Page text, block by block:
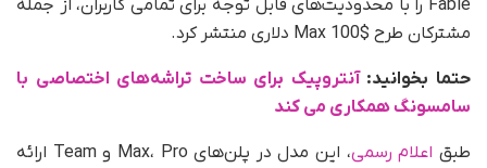
Fable را با محدودیت‌های قابل توجه برای تمامی کاربران، از جمله
مشترکان طرح $100 Max دلاری منتشر کرد.
حتما بخوانید: آنتروپیک برای ساخت تراشه‌های اختصاصی با
سامسونگ همکاری می‌ کند
طبق اعلام رسمی
، این مدل در پلن‌های Max، Pro و Team ارائه